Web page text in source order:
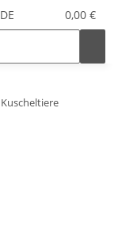
DE 0,00 €
Kuscheltiere